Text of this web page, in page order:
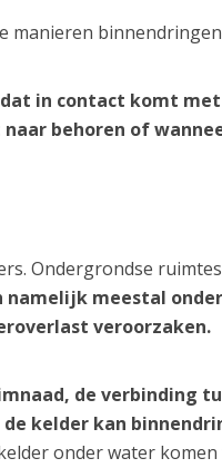
manieren
in contact komt
behoren of
Ondergrondse
namelijk meestal
veroorzaken.
de verbinding
kelder kan
onder water